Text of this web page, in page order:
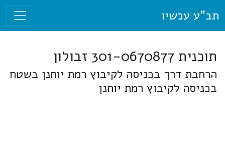
תב"ע עכשיו
תוכנית 301-0670877 זבולון
הרחבת דרך בכניסה לקיבוץ רמת יוחנן בשטח
בכניסה לקיבוץ רמת יוחנן